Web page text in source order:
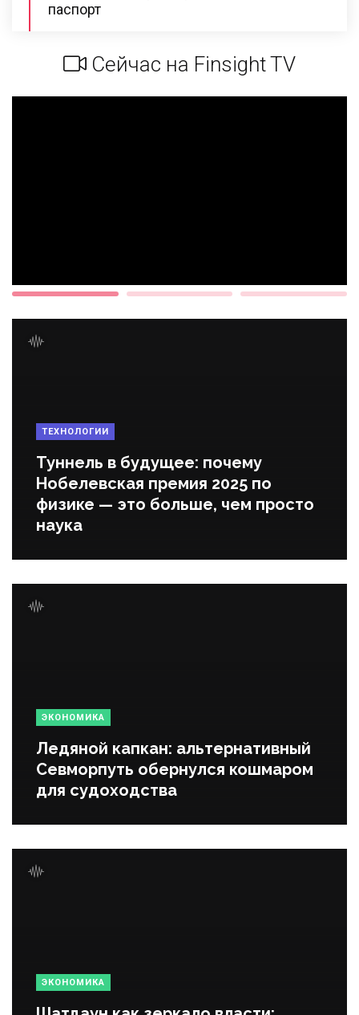
паспорт
Сейчас на Finsight TV
ТЕХНОЛОГИИ
Туннель в будущее: почему
Нобелевская премия 2025 по
физике — это больше, чем просто
наука
ЭКОНОМИКА
Ледяной капкан: альтернативный
Севморпуть обернулся кошмаром
для судоходства
ЭКОНОМИКА